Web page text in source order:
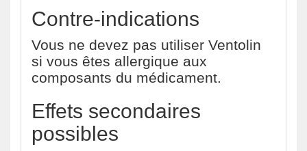
Contre-indications
Vous ne devez pas utiliser Ventolin
si vous êtes allergique aux
composants du médicament.
Effets secondaires
possibles